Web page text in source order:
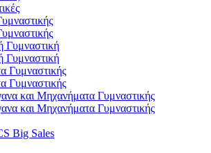
Γυμναστική
Γυμναστική
Γυμναστικής
Γυμναστικής
και Μηχανήματα Γυμναστικής
και Μηχανήματα Γυμναστικής
Big Sales